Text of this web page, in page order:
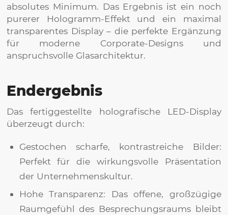
absolutes Minimum. Das Ergebnis ist ein noch
purerer Hologramm-Effekt und ein maximal
transparentes Display – die perfekte Ergänzung
für moderne Corporate-Designs und
anspruchsvolle Glasarchitektur.
Endergebnis
Das fertiggestellte holografische LED-Display
überzeugt durch:
Gestochen scharfe, kontrastreiche Bilder:
Perfekt für die wirkungsvolle Präsentation
der Unternehmenskultur.
Hohe Transparenz: Das offene, großzügige
Raumgefühl des Besprechungsraums bleibt